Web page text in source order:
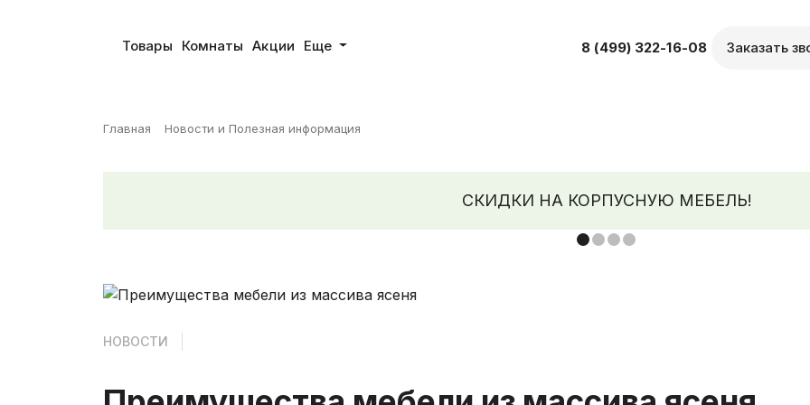
Товары Комнаты Акции Еще 8 (499) 322-16-08 Заказать
Главная Новости и Полезная информация
СКИДКИ НА КОРПУСНУЮ МЕБЕЛЬ!
НОВОСТИ